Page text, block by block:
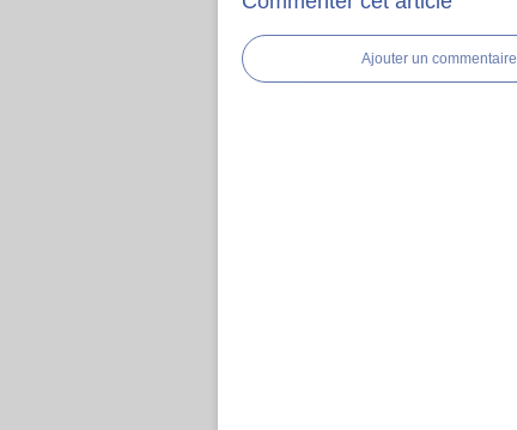
Ajouter un commentaire